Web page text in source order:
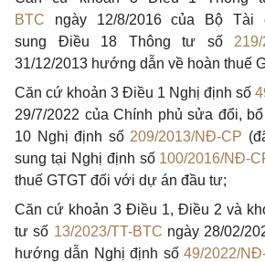
BTC ngày 12/8/2016 của Bộ Tài
sung Điều 18 Thông tư số
31/12/2013 hướng dẫn về hoàn thuế
Căn cứ khoản 3 Điều 1 Nghị định số
29/7/2022 của Chính phủ sửa đổi,
10 Nghị định số 209/2013/NĐ-CP
sung tại Nghị định số 100/2016/NĐ-
thuế GTGT đối với dự án đầu tư;
Căn cứ khoản 3 Điều 1, Điều 2 và
tư số 13/2023/TT-BTC ngày 28/02/
hướng dẫn Nghị định số49/2022/